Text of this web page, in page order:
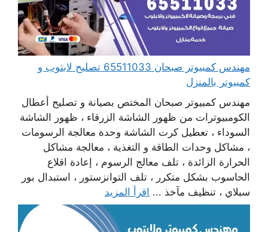
مهندس كمبيوتر صبحان 65511033 تصليح لابتوب و
كمبيوتر بالمنزل
مهندس كمبيوتر صبحان المختص بصيانة و تصليح أعطال
الكومبيوترات من ظهور الشاشة الزرقاء ، ظهور الشاشة
السوداء ، تعطيل كرت الشاشة وحدة معالجة الرسومات
، مشاكل وحدات الطاقة و التغذية ، معالجة مشاكل
الحرارة الزائدة ، تلف معالج الرسوم ، إعادة اقلاع
الحاسوب بشكل متكرر ، تلف التوانزستور ، استبدال بور
سبلاي ، تنظيف مآخذ ... اقرأ المزيد